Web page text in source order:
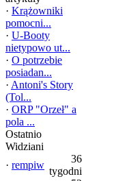
· Krążowniki
pomocni...
· U-Booty
nietypowo ut...
· O potrzebie
posiadan...
· Antoni's Story
(Tol...
· ORP "Orzeł" a
pola ...
Ostatnio
Widziani
· rempiw
36
tygodni